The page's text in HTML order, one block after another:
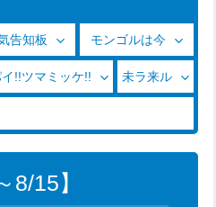
告知板 モンゴルは今
!!ツマミッケ!! 未ラ来ル
15】